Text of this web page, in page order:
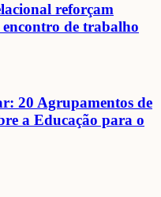
reforçam
de trabalho
20 Agrupamentos de
a Educação para o